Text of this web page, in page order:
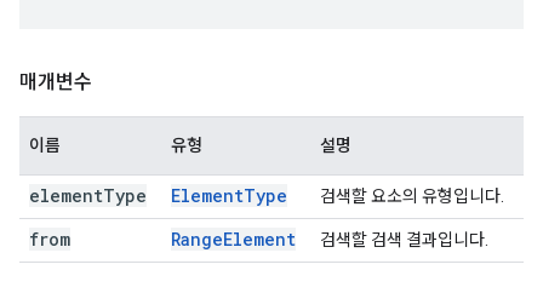
매개변수
이름 유형 설명
elementType ElementType 검색할 요소의 유형입니다.
from RangeElement 검색할 검색 결과입니다.